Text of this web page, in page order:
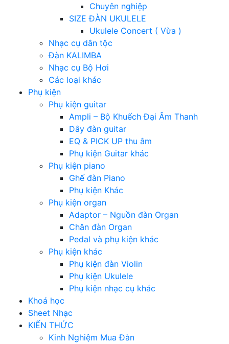
Chuyên nghiệp
SIZE ĐÀN UKULELE
Ukulele Concert ( Vừa )
Nhạc cụ dân tộc
Đàn KALIMBA
Nhạc cụ Bộ Hơi
Các loại khác
Phụ kiện
Phụ kiện guitar
Ampli – Bộ Khuếch Đại Âm Thanh
Dây đàn guitar
EQ & PICK UP thu âm
Phụ kiện Guitar khác
Phụ kiện piano
Ghế đàn Piano
Phụ kiện Khác
Phụ kiện organ
Adaptor – Nguồn đàn Organ
Chân đàn Organ
Pedal và phụ kiện khác
Phụ kiện khác
Phụ kiện đàn Violin
Phụ kiện Ukulele
Phụ kiện nhạc cụ khác
Khoá học
Sheet Nhạc
KIẾN THỨC
Kinh Nghiệm Mua Đàn